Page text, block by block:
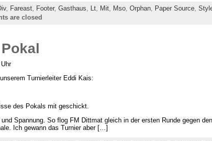
, Fareast, Footer, Gasthaus, Lt, Mit, Mso, Orphan, Paper Source,
are closed
Turnierleiter Eddi Kais:
des Pokals mit geschickt.
Spannung. So flog FM Dittmat gleich in der ersten Runde gegen
Ich gewann das Turnier aber […]